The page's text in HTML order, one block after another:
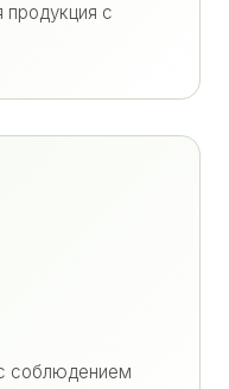
продукция с
соблюдением